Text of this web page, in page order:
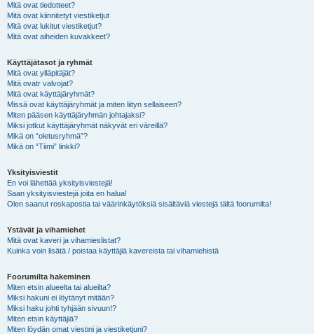
Mitä ovat tiedotteet?
Mitä ovat kiinnitetyt viestiketjut
Mitä ovat lukitut viestiketjut?
Mitä ovat aiheiden kuvakkeet?
Käyttäjätasot ja ryhmät
Mitä ovat ylläpitäjät?
Mitä ovatr valvojat?
Mitä ovat käyttäjäryhmät?
Missä ovat käyttäjäryhmät ja miten liityn sellaiseen?
Miten pääsen käyttäjäryhmän johtajaksi?
Miksi jotkut käyttäjäryhmät näkyvät eri väreillä?
Mikä on “oletusryhmä”?
Mikä on “Tiimi” linkki?
Yksityisviestit
En voi lähettää yksityisviestejä!
Saan yksityisviestejä joita en halua!
Olen saanut roskapostia tai väärinkäytöksiä sisältäviä viestejä tältä foorumilta!
Ystävät ja vihamiehet
Mitä ovat kaveri ja vihamieslistat?
Kuinka voin lisätä / poistaa käyttäjiä kavereista tai vihamiehistä
Foorumilta hakeminen
Miten etsin alueelta tai alueilta?
Miksi hakuni ei löytänyt mitään?
Miksi haku johti tyhjään sivuun!?
Miten etsin käyttäjiä?
Miten löydän omat viestini ja viestiketjuni?